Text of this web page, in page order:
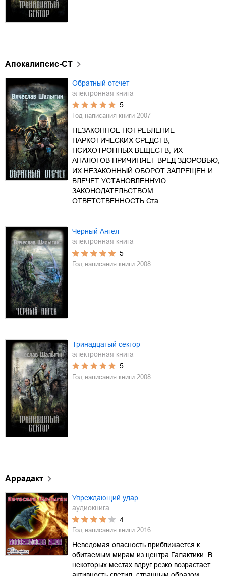
Апокалипсис-СТ
Обратный отсчет
электронная книга
5
Год написания книги 2007
НЕЗАКОННОЕ ПОТРЕБЛЕНИЕ
НАРКОТИЧЕСКИХ СРЕДСТВ,
ПСИХОТРОПНЫХ ВЕЩЕСТВ, ИХ
АНАЛОГОВ ПРИЧИНЯЕТ ВРЕД ЗДОРОВЬЮ,
ИХ НЕЗАКОННЫЙ ОБОРОТ ЗАПРЕЩЕН И
ВЛЕЧЕТ УСТАНОВЛЕННУЮ
ЗАКОНОДАТЕЛЬСТВОМ
ОТВЕТСТВЕННОСТЬ Ста…
Черный Ангел
электронная книга
5
Год написания книги 2008
Тринадцатый сектор
электронная книга
5
Год написания книги 2008
Аррадакт
Упреждающий удар
аудиокнига
4
Год написания книги 2016
Неведомая опасность приближается к
обитаемым мирам из центра Галактики. В
некоторых местах вдруг резко возрастает